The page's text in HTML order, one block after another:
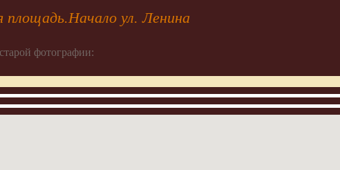
площадь.Начало ул. Ленина
фотографии: